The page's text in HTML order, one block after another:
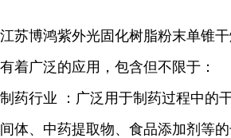
江苏博鸿紫外光固化树脂粉末单锥
有着广泛的应用，包含但不限于：
制药行业 ：广泛用于制药过程中的
间体、中药提取物、食品添加剂等的